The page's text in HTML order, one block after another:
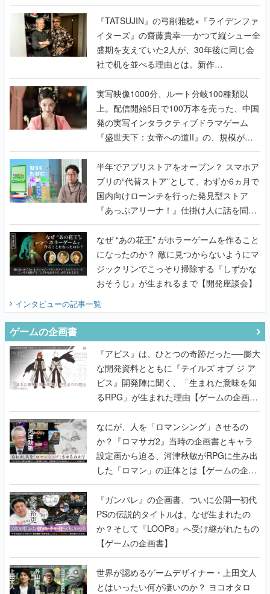
で作り込まれた理由を両ディレクターに聞
く
『TATSUJIN』の弓削雅稔×『ライデンファ
イターズ』の齋藤貴幸──かつて縦シュー全
盛期を支えていた2人が、30年後に同じ会
社で机を並べる理由とは。新作
『TATSUJIN EXTREME』で初タッグを組
んだレジェンド2人に訊く開発秘話
実写映像1000分、ルート分岐100種類以
上。配信開始5日で100万本を売った、中国
発の実写インタラクティブドラマゲーム
『盛世天下：女帝への道II』の、規模が違
うこだわりをプロデューサーに聞いた
半年でアプリストアをオープン？ スマホア
プリの“代替ストア”として、わずか6ヵ月で
国内向けローンチを行った発見型ストア
『あっぷアリーナ！』仕掛け人に話を聞い
てみた
なぜ “あの花王” がホラーゲームを作ること
になったのか？ 敵に見つからないようにマ
ジックリンでこっそり掃除する『しずかな
おそうじ』が生まれるまで【開発座談会】
インタビューの記事一覧
ゲームの企画書
『アビス』は、ひとつの奇跡だった──膨大
な開発資料とともに『テイルズ オブ ジ ア
ビス』開発陣に聞く、「生まれた意味を知
るRPG」が生まれた理由【ゲームの企画
書】
なにが、人を「ロマンシング」させるの
か？『ロマサガ2』当時の企画書とキャラ
設定画から迫る、河津秋敏がRPGに生み出
した「ロマン」の正体とは【ゲームの企画
書】
『ガンパレ』の企画書、ついに公開━初代
PSの伝説的タイトルは、なぜ生まれたの
か？そして『LOOP8』へ受け継がれたもの
【ゲームの企画書】
世界が認めるゲームデザイナー・上田文人
とはいったい何が凄いのか？ ヨコオタロ